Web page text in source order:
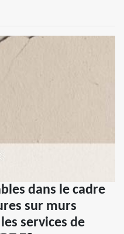
dans le cadre
sur murs
services de